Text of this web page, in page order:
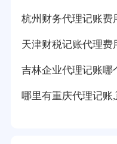
杭州财务代理记账费
天津财税记账代理
吉林企业代理记账哪
哪里有重庆代理记账